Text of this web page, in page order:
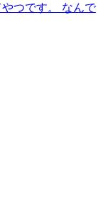
つです。 なんで